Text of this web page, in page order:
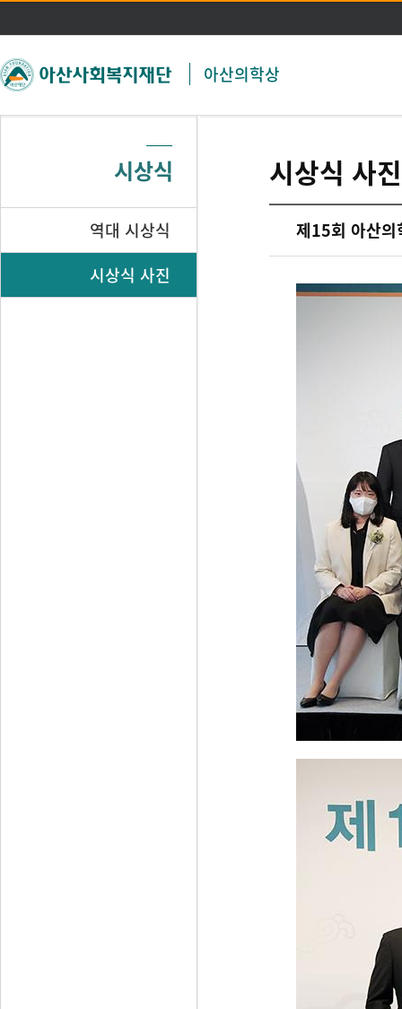
주메뉴 바로가기
본문 바로가기
아산의학상
시상식
역대 시상식
시상식 사진
시상식 사진
제15회 아산의